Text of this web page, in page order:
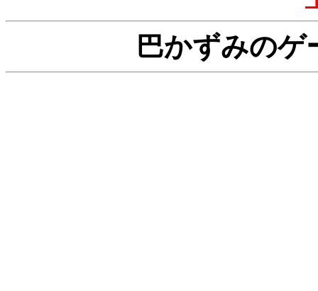
巴かずみのゲ